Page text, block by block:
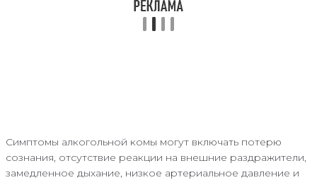
Симптомы алкогольной комы могут включать потерю
сознания, отсутствие реакции на внешние раздражители,
замедленное дыхание, низкое артериальное давление и